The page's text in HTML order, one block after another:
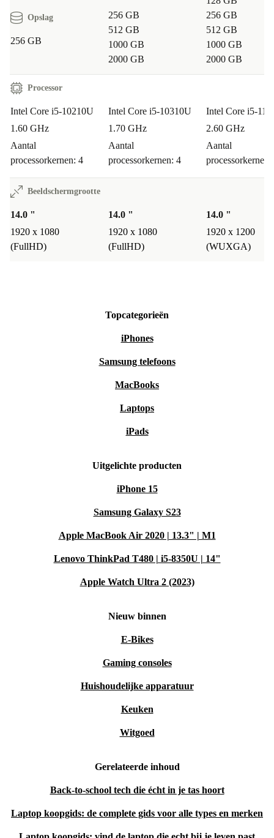
Opslag
256 GB
256 GB
512 GB
1000 GB
2000 GB
256 GB
512 GB
1000 GB
2000 GB
Processor
Intel Core i5-10210U
1.60 GHz
Aantal
processorkernen: 4
Intel Core i5-10310U
1.70 GHz
Aantal
processorkernen: 4
Intel Core i5-
2.60 GHz
Aantal
processorkernen:
Beeldschermgrootte
14.0 "
1920 x 1080
(FullHD)
14.0 "
1920 x 1080
(FullHD)
14.0 "
1920 x 1200
(WUXGA)
Topcategorieën
iPhones
Samsung telefoons
MacBooks
Laptops
iPads
Uitgelichte producten
iPhone 15
Samsung Galaxy S23
Apple MacBook Air 2020 | 13.3" | M1
Lenovo ThinkPad T480 | i5-8350U | 14"
Apple Watch Ultra 2 (2023)
Nieuw binnen
E-Bikes
Gaming consoles
Huishoudelijke apparatuur
Keuken
Witgoed
Gerelateerde inhoud
Back-to-school tech die écht in je tas hoort
Laptop koopgids: de complete gids voor alle types en merken